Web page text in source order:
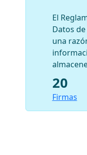
El
Datos
una
20
Firmas